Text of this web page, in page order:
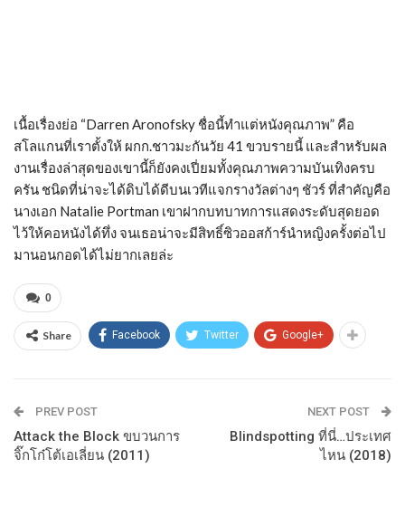
เนื้อเรื่องย่อ “Darren Aronofsky ชื่อนี้ทำแต่หนังคุณภาพ” คือ
สโลแกนที่เราตั้งให้ ผกก.ชาวมะกันวัย 41 ขวบรายนี้ และสำหรับผล
งานเรื่องล่าสุดของเขานี้ก็ยังคงเปี่ยมทั้งคุณภาพความบันเทิงครบ
ครัน ชนิดที่น่าจะได้ดิบได้ดีบนเวทีแจกรางวัลต่างๆ ชัวร์ ที่สำคัญคือ
นางเอก Natalie Portman เขาฝากบทบาทการแสดงระดับสุดยอด
ไว้ให้คอหนังได้ทึ่ง จนเธอน่าจะมีสิทธิ์ซิวออสก้าร์นำหญิงครั้งต่อไป
มานอนกอดได้ไม่ยากเลยล่ะ
0
Share Facebook Twitter Google+
PREV POST
Attack the Block ขบวนการ
จิ๊กโก๋โต้เอเลี่ยน (2011)
NEXT POST
Blindspotting ที่นี่…ประเทศ
ไหน (2018)